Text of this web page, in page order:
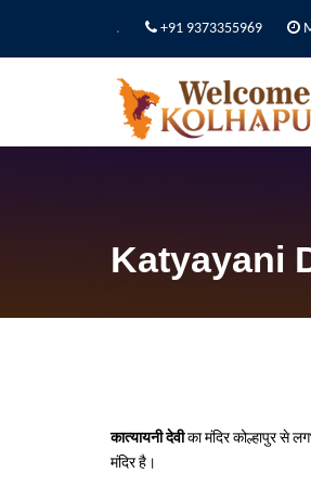
. +91 9373355969
Katyayani
कात्यायनी देवीका मंदिर कोल्हापुर से
मंदिर है।